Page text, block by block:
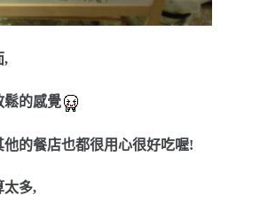
,
鬆的感覺
的餐店也都很用心很好吃喔!
太多,